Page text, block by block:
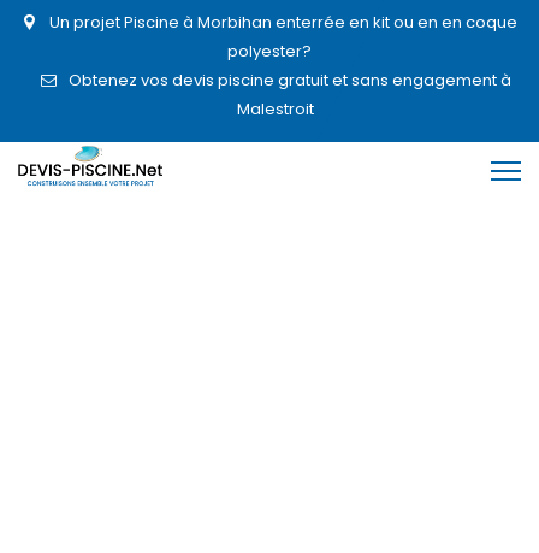
Un projet Piscine à Morbihan enterrée en kit ou en en coque
polyester?
Obtenez vos devis piscine gratuit et sans engagement à
Malestroit